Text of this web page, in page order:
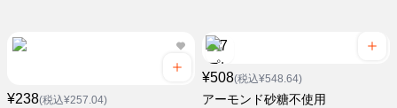
¥238(税込¥257.04)
¥508(税込¥548.64)
アーモンド砂糖不使用